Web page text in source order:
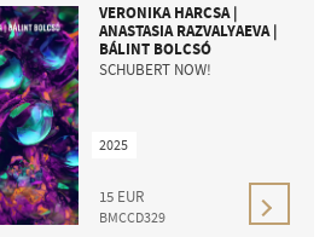
VERONIKA HARCSA |
ANASTASIA RAZVALYAEVA |
BÁLINT BOLCSÓ
SCHUBERT NOW!
15 EUR
BMCCD329
2025